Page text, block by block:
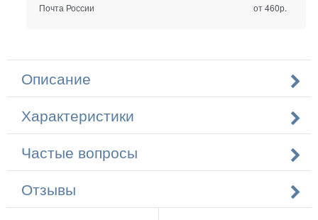
Почта России
от 460р.
Описание
Характеристики
Частые вопросы
Отзывы